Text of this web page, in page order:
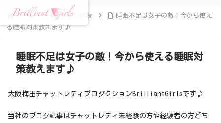
ホーム 美容と健康
睡眠不足は女子の敵！今から使え
る睡眠対策教えます♪
睡眠不足は女子の敵！今から使える睡眠対
策教えます♪
大阪梅田チャットレディプロダクションBrilliantGirlsです♪
当社のブログ記事はチャットレディ未経験の方や経験者の方どち